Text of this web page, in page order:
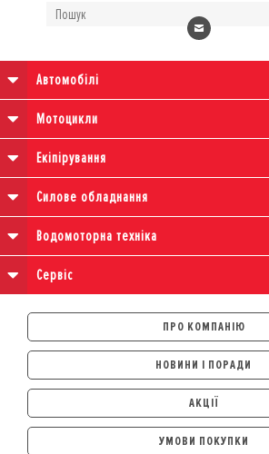
Автомобілі
Мотоцикли
Екіпірування
Силове обладнання
Водомоторна техніка
Сервіс
ПРО КОМПАНІЮ
НОВИНИ І ПОРАДИ
АКЦІЇ
УМОВИ ПОКУПКИ